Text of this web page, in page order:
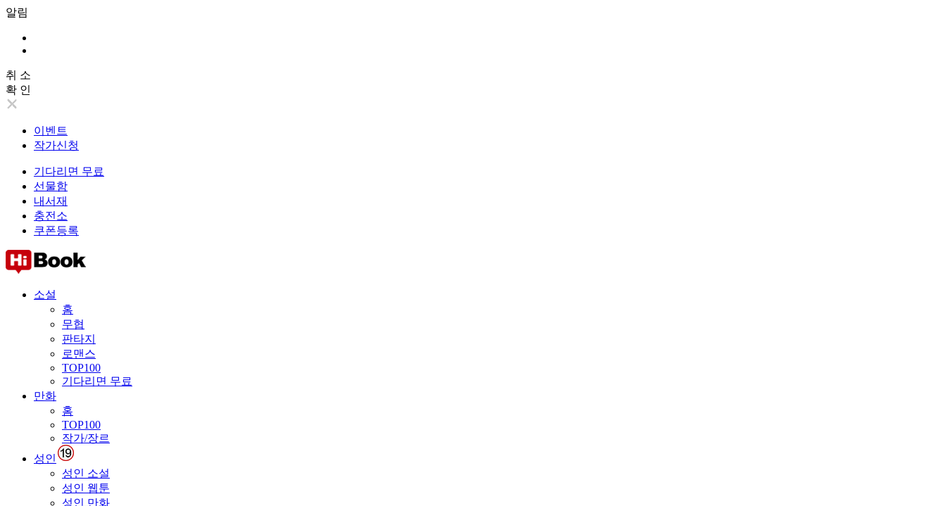
알림
취 소
확 인
이벤트
작가신청
기다리면 무료
선물함
내서재
충전소
쿠폰등록
소설
홈
무협
판타지
로맨스
TOP100
기다리면 무료
만화
홈
TOP100
작가/장르
성인
성인 소설
성인 웹툰
성인 만화